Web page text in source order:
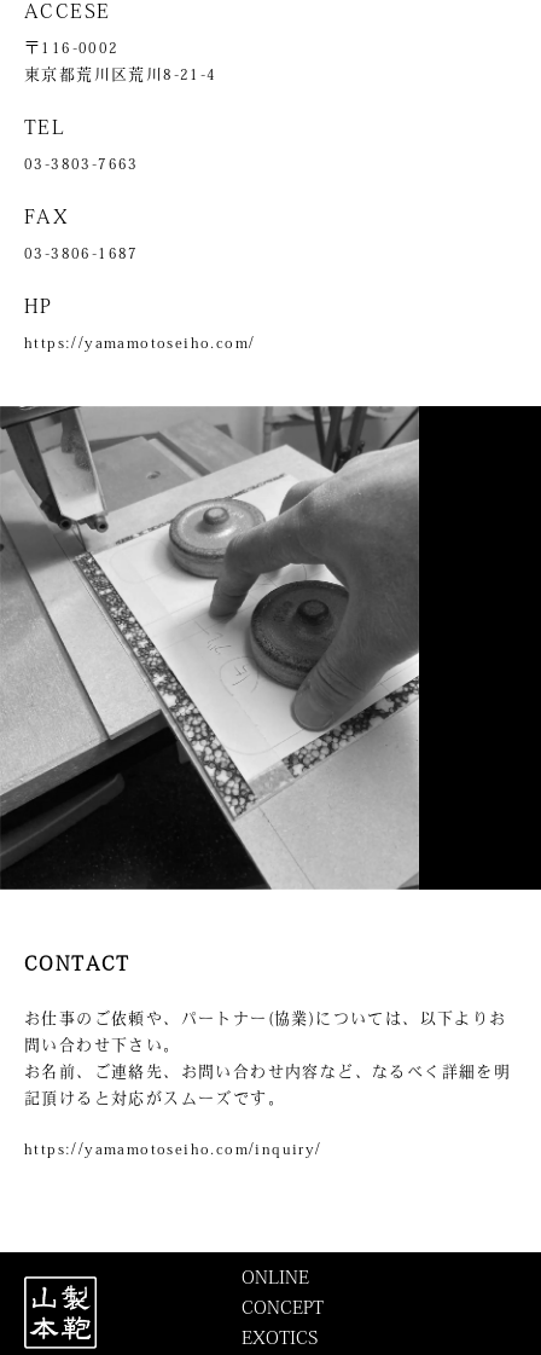
ACCESE
〒116-0002
東京都荒川区荒川8-21-4
TEL
03-3803-7663
FAX
03-3806-1687
HP
https://yamamotoseiho.com/
CONTACT
お仕事のご依頼や、パートナー(協業)については、以下よりお
問い合わせ下さい。
お名前、ご連絡先、お問い合わせ内容など、なるべく詳細を明
記頂けると対応がスムーズです。
https://yamamotoseiho.com/inquiry/
ONLINE
CONCEPT
EXOTICS